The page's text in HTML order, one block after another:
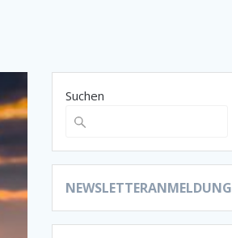
Suchen
NEWSLETTERANMELDUNG